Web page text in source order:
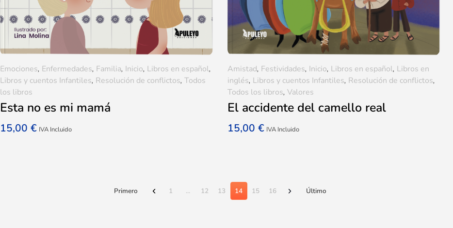
Esta no es mi mamá
15,00€ IVA Incluido
Emociones, Enfermedades, Familia, Inicio, Libros en español,
Libros y cuentos Infantiles, Resolución de conflictos,Todos
los libros
El accidente del camello real
15,00 € IVA Incluido
Amistad, Festividades, Inicio, Libros en español, Libros en
inglés, Libros y cuentos Infantiles, Resolución de conflictos,
Todos los libros, Valores
Primero 1 ... 12 13 14 15 16 Último